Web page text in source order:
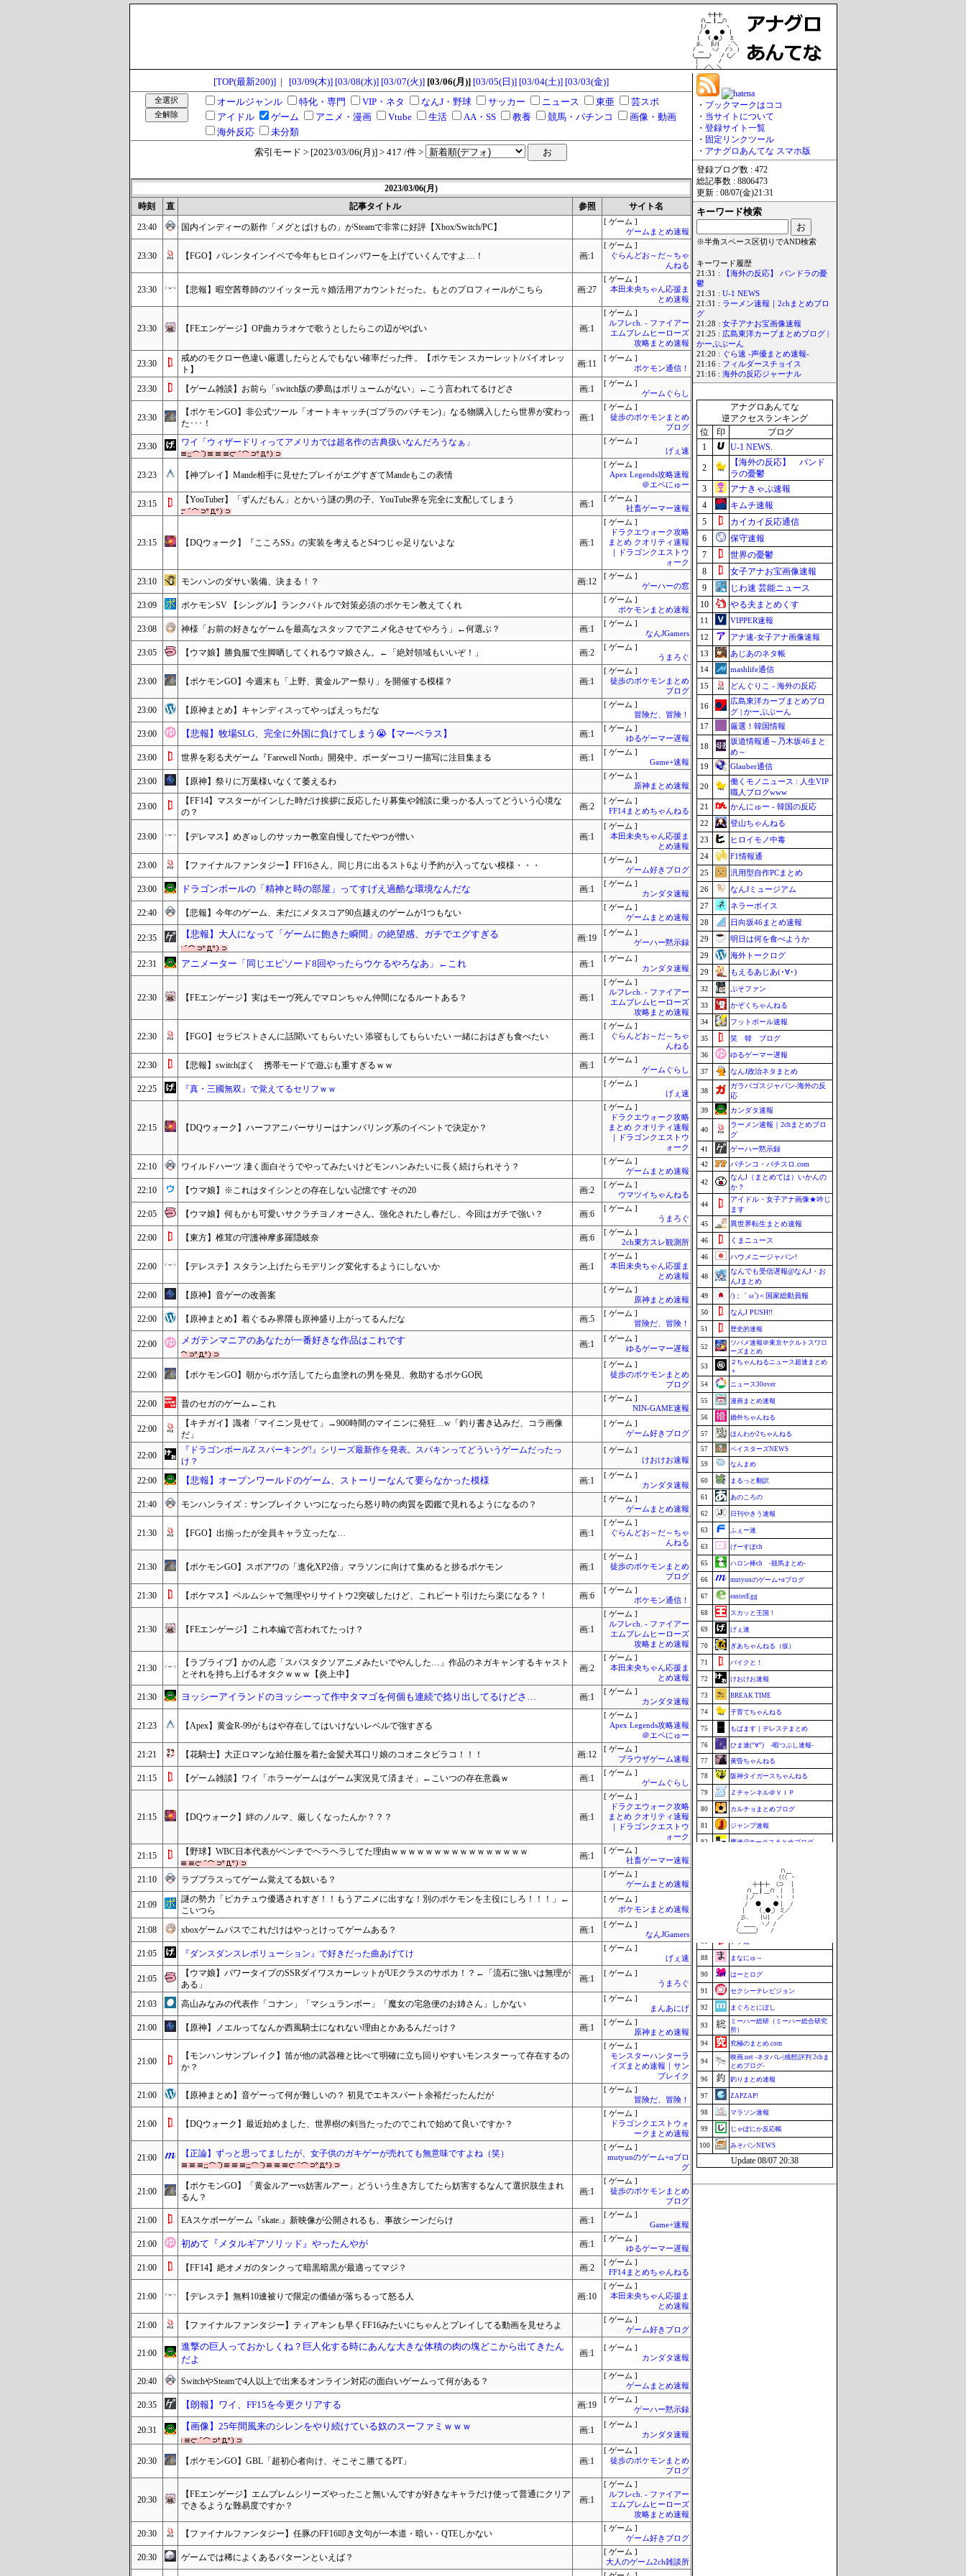
[TOP(最新200)]| [03/09(木)] [03/08(水)] [03/07(火)] [03/06(月)] [03/05(日)] [03/04(土)] [03/03(金)]
オールジャンル
特化・専門 VIP・ネタ なんJ・野球 サッカー ニュース 東亜
芸スポ
アイドル
ゲーム アニメ・漫画 Vtube 生活 AA・SS 教養 競馬・パチンコ
画像・動画
海外反応
未分類
索引モード > [2023/03/06(月)] > 417 /件 >
2023/03/06(月)
時刻
直 記事タイトル 参照 サイト名
23:40 国内インディーの新作「メグとばけもの」がSteamで非常に好評【Xbox/Switch/PC】
[ ゲーム ]
ゲームまとめ速報
23:30 【FGO】バレンタインイベで今年もヒロインパワーを上げていくんですよ…！ 画:1
[ ゲーム ]
ぐらんどお～だ～ちゃ
んねる
23:30 【悲報】暇空茜尊師のツイッター元々婚活用アカウントだった。もとのプロフィールがこちら 画:27
[ ゲーム ]
本田未央ちゃん応援ま
とめ速報
23:30 【FEエンゲージ】OP曲カラオケで歌うとしたらこの辺がやばい 画:1
[ ゲーム ]
ルフレch. - ファイアー
エムブレムヒーローズ
攻略まとめ速報
23:30
戒めのモクロー色違い厳選したらとんでもない確率だった件。【ポケモン スカーレット/バイオレッ
ト】
画:11
[ ゲーム ]
ポケモン通信！
23:30 【ゲーム雑談】お前ら「switch版の夢島はボリュームがない」←こう言われてるけどさ 画:1
[ ゲーム ]
ゲームぐらし
23:30
【ポケモンGO】非公式ツール「オートキャッチ(ゴプラのパチモン)」なる物購入したら世界が変わっ
た･･･！
画:1
[ ゲーム ]
徒歩のポケモンまとめ
ブログ
23:30 ワイ「ウィザードリィってアメリカでは超名作の古典扱いなんだろうなぁ」
[ ゲーム ]
げぇ速
23:23 【神プレイ】Mande相手に見せたプレイがエグすぎてMandeもこの表情
[ ゲーム ]
Apex Legends攻略速報
＠エペにゅー
23:15 【YouTuber】「ずんだもん」とかいう謎の男の子、YouTube界を完全に支配してしまう 画:1
[ ゲーム ]
社畜ゲーマー速報
23:15 【DQウォーク】『こころSS』の実装を考えるとS4つじゃ足りないよな 画:1
[ ゲーム ]
ドラクエウォーク攻略
まとめ クオリティ速報
｜ドラゴンクエストウ
ォーク
23:10 モンハンのダサい装備、決まる！？ 画:12
[ ゲーム ]
ゲーハーの窓
23:09 ポケモンSV 【シングル】ランクバトルで対策必須のポケモン教えてくれ
[ ゲーム ]
ポケモンまとめ速報
23:08 神様「お前の好きなゲームを最高なスタッフでアニメ化させてやろう」←何選ぶ？ 画:1
[ ゲーム ]
なんJGamers
23:05 【ウマ娘】勝負服で生脚晒してくれるウマ娘さん。←「絶対領域もいいぞ！」 画:2
[ ゲーム ]
うまろぐ
23:00 【ポケモンGO】今週末も「上野、黄金ルアー祭り」を開催する模様？ 画:1
[ ゲーム ]
徒歩のポケモンまとめ
ブログ
23:00 【原神まとめ】キャンディスってやっぱえっちだな
[ ゲーム ]
冒険だ、冒険！
23:00 【悲報】牧場SLG、完全に外国に負けてしまう😭【マーベラス】 画:1
[ ゲーム ]
ゆるゲーマー遅報
23:00 世界を彩る犬ゲーム『Farewell North』開発中。ボーダーコリー描写に注目集まる 画:1
[ ゲーム ]
Game+速報
23:00 【原神】祭りに万葉様いなくて萎えるわ
[ ゲーム ]
原神まとめ速報
23:00
【FF14】マスターがインした時だけ挨拶に反応したり募集や雑談に乗っかる人ってどういう心境な
の？
画:2
[ ゲーム ]
FF14まとめちゃんねる
23:00 【デレマス】めぎゅしのサッカー教室自慢してたやつが憎い 画:1
[ ゲーム ]
本田未央ちゃん応援ま
とめ速報
23:00 【ファイナルファンタジー】FF16さん、同じ月に出るスト6より予約が入ってない模様・・・
[ ゲーム ]
ゲーム好きブログ
23:00 ドラゴンボールの「精神と時の部屋」ってすげえ過酷な環境なんだな 画:1
[ ゲーム ]
カンダタ速報
22:40 【悲報】今年のゲーム、未だにメタスコア90点越えのゲームが1つもない
[ ゲーム ]
ゲームまとめ速報
22:35 【悲報】大人になって「ゲームに飽きた瞬間」の絶望感、ガチでエグすぎる 画:19
[ ゲーム ]
ゲーハー黙示録
22:31 アニメーター「同じエピソード8回やったらウケるやろなあ」←これ 画:1
[ ゲーム ]
カンダタ速報
22:30 【FEエンゲージ】実はモーヴ死んでマロンちゃん仲間になるルートある？ 画:1
[ ゲーム ]
ルフレch. - ファイアー
エムブレムヒーローズ
攻略まとめ速報
22:30 【FGO】セラピストさんに話聞いてもらいたい 添寝もしてもらいたい 一緒におはぎも食べたい 画:1
[ ゲーム ]
ぐらんどお～だ～ちゃ
んねる
22:30 【悲報】switchぼく 携帯モードで遊ぶも重すぎるｗｗ 画:1
[ ゲーム ]
ゲームぐらし
22:25 『真・三國無双』で覚えてるセリフｗｗ
[ ゲーム ]
げぇ速
22:15 【DQウォーク】ハーフアニバーサリーはナンバリング系のイベントで決定か？
[ ゲーム ]
ドラクエウォーク攻略
まとめ クオリティ速報
｜ドラゴンクエストウ
ォーク
22:10 ワイルドハーツ 凄く面白そうでやってみたいけどモンハンみたいに長く続けられそう？
[ ゲーム ]
ゲームまとめ速報
22:10 【ウマ娘】※これはタイシンとの存在しない記憶です その20 画:2
[ ゲーム ]
ウマツイちゃんねる
22:05 【ウマ娘】何もかも可愛いサクラチヨノオーさん。強化されたし春だし、今回はガチで強い？ 画:6
[ ゲーム ]
うまろぐ
22:00 【東方】椎茸の守護神摩多羅隠岐奈 画:6
[ ゲーム ]
2ch東方スレ観測所
22:00 【デレステ】スタラン上げたらモデリング変化するようにしないか 画:1
[ ゲーム ]
本田未央ちゃん応援ま
とめ速報
22:00 【原神】音ゲーの改善案
[ ゲーム ]
原神まとめ速報
22:00 【原神まとめ】着ぐるみ界隈も原神盛り上がってるんだな 画:5
[ ゲーム ]
冒険だ、冒険！
22:00 メガテンマニアのあなたが一番好きな作品はこれです 画:1
[ ゲーム ]
ゆるゲーマー遅報
22:00 【ポケモンGO】朝からポケ活してたら血塗れの男を発見、救助するポケGO民
[ ゲーム ]
徒歩のポケモンまとめ
ブログ
22:00 昔のセガのゲーム←これ
[ ゲーム ]
NIN-GAME速報
22:00
【キチガイ】識者「マイニン見せて」→900時間のマイニンに発狂…w「釣り書き込みだ、コラ画像
だ」
[ ゲーム ]
ゲーム好きブログ
22:00
『ドラゴンボールZ スパーキング!』シリーズ最新作を発表。スパキンってどういうゲームだったっ
け？
[ ゲーム ]
けおけお速報
22:00 【悲報】オープンワールドのゲーム、ストーリーなんて要らなかった模様 画:1
[ ゲーム ]
カンダタ速報
21:40 モンハンライズ：サンブレイク いつになったら怒り時の肉質を図鑑で見れるようになるの？
[ ゲーム ]
ゲームまとめ速報
21:30 【FGO】出揃ったが全員キャラ立ったな… 画:1
[ ゲーム ]
ぐらんどお～だ～ちゃ
んねる
21:30 【ポケモンGO】スポアワの「進化XP2倍」マラソンに向けて集めると捗るポケモン 画:1
[ ゲーム ]
徒歩のポケモンまとめ
ブログ
21:30 【ポケマス】ベルムシャで無理やりサイトウ2突破したけど、これビート引けたら楽になる？！ 画:6
[ ゲーム ]
ポケモン通信！
21:30 【FEエンゲージ】これ本編で言われてたっけ？ 画:1
[ ゲーム ]
ルフレch. - ファイアー
エムブレムヒーローズ
攻略まとめ速報
21:30
【ラブライブ】かのん恋「スパスタクソアニメみたいでやんした…」作品のネガキャンするキャスト
とそれを持ち上げるオタクｗｗｗ【炎上中】
画:2
[ ゲーム ]
本田未央ちゃん応援ま
とめ速報
21:30 ヨッシーアイランドのヨッシーって作中タマゴを何個も連続で捻り出してるけどさ… 画:1
[ ゲーム ]
カンダタ速報
21:23 【Apex】黄金R-99がもはや存在してはいけないレベルで強すぎる
[ ゲーム ]
Apex Legends攻略速報
＠エペにゅー
21:21 【花騎士】大正ロマンな給仕服を着た金髪犬耳口リ娘のコオニタビラコ！！！ 画:12
[ ゲーム ]
ブラウザゲーム速報
21:15 【ゲーム雑談】ワイ「ホラーゲームはゲーム実況見て済まそ」←こいつの存在意義ｗ 画:1
[ ゲーム ]
ゲームぐらし
21:15 【DQウォーク】絆のノルマ、厳しくなったんか？？？ 画:1
[ ゲーム ]
ドラクエウォーク攻略
まとめ クオリティ速報
｜ドラゴンクエストウ
ォーク
21:15 【野球】WBC日本代表がベンチでヘラヘラしてた理由ｗｗｗｗｗｗｗｗｗｗｗｗｗｗｗｗ 画:1
[ ゲーム ]
社畜ゲーマー速報
21:10 ラブプラスってゲーム覚えてる奴いる？
[ ゲーム ]
ゲームまとめ速報
21:09
謎の勢力「ピカチュウ優遇されすぎ！！もうアニメに出すな！別のポケモンを主役にしろ！！！」←
こいつら
[ ゲーム ]
ポケモンまとめ速報
21:08 xboxゲームパスでこれだけはやっとけってゲームある？ 画:1
[ ゲーム ]
なんJGamers
21:05 『ダンスダンスレボリューション』で好きだった曲あげてけ
[ ゲーム ]
げぇ速
21:05
【ウマ娘】パワータイプのSSRダイワスカーレットがUEクラスのサポカ！？←「流石に強いは無理が
ある」
画:1
[ ゲーム ]
うまろぐ
21:03 高山みなみの代表作「コナン」「マシュランボー」「魔女の宅急便のお姉さん」しかない
[ ゲーム ]
まんあにげ
21:00 【原神】ノエルってなんか西風騎士になれない理由とかあるんだっけ？ 画:1
[ ゲーム ]
原神まとめ速報
21:00
【モンハンサンブレイク】笛が他の武器種と比べて明確に立ち回りやすいモンスターって存在するの
か？
[ ゲーム ]
モンスターハンターラ
イズまとめ速報｜サン
ブレイク
21:00 【原神まとめ】音ゲーって何が難しいの？ 初見でエキスパート余裕だったんだが
[ ゲーム ]
冒険だ、冒険！
21:00 【DQウォーク】最近始めました、世界樹の剣当たったのでこれで始めて良いですか？
[ ゲーム ]
ドラゴンクエストウォ
ークまとめ速報
21:00 【正論】ずっと思ってましたが、女子供のガキゲーが売れても無意味ですよね（笑）
[ ゲーム ]
mutyunのゲーム+αブロ
グ
21:00
【ポケモンGO】「黄金ルアーvs妨害ルアー」どういう生き方してたら妨害するなんて選択肢生まれ
るん？
画:1
[ ゲーム ]
徒歩のポケモンまとめ
ブログ
21:00 EAスケボーゲーム『skate.』新映像が公開されるも、事故シーンだらけ 画:1
[ ゲーム ]
Game+速報
21:00 初めて『メタルギアソリッド』やったんやが 画:1
[ ゲーム ]
ゆるゲーマー遅報
21:00 【FF14】絶オメガのタンクって暗黒暗黒が最適ってマジ？ 画:2
[ ゲーム ]
FF14まとめちゃんねる
21:00 【デレステ】無料10連被りで限定の価値が落ちるって怒る人 画:10
[ ゲーム ]
本田未央ちゃん応援ま
とめ速報
21:00 【ファイナルファンタジー】ティアキンも早くFF16みたいにちゃんとプレイしてる動画を見せろよ
[ ゲーム ]
ゲーム好きブログ
21:00
進撃の巨人っておかしくね？巨人化する時にあんな大きな体積の肉の塊どこから出てきたん
だよ
画:1
[ ゲーム ]
カンダタ速報
20:40 SwitchやSteamで4人以上で出来るオンライン対応の面白いゲームって何がある？
[ ゲーム ]
ゲームまとめ速報
20:35 【朗報】ワイ、FF15を今更クリアする 画:19
[ ゲーム ]
ゲーハー黙示録
20:31 【画像】25年間風来のシレンをやり続けている奴のスーファミｗｗｗ 画:1
[ ゲーム ]
カンダタ速報
20:30 【ポケモンGO】GBL「超初心者向け、そこそこ勝てるPT」 画:1
[ ゲーム ]
徒歩のポケモンまとめ
ブログ
20:30
【FEエンゲージ】エムブレムシリーズやったこと無いんですが好きなキャラだけ使って普通にクリア
できるような難易度ですか？
画:1
[ ゲーム ]
ルフレch. - ファイアー
エムブレムヒーローズ
攻略まとめ速報
20:30 【ファイナルファンタジー】任豚のFF16叩き文句が一本道・暗い・QTEしかない
[ ゲーム ]
ゲーム好きブログ
20:30 ゲームでは稀によくあるパターンといえば？
[ ゲーム ]
大人のゲーム2ch雑談所
・ ブックマークはココ
・ 当サイトについて
・ 登録サイト一覧
・ 固定リンクツール
・ アナグロあんてな スマホ版
登録ブログ数 : 472
総記事数 : 8806473
更新 : 08/07(金)21:31
キーワード検索
※半角スペース区切りでAND検索
キーワード履歴
21:31 :
【海外の反応】 パンドラの憂
鬱
21:31 : U-1 NEWS
21:31 : ラーメン速報｜2chまとめブロ
グ
21:28 : 女子アナお宝画像速報
21:25 : 広島東洋カープまとめブログ |
かーぷぶーん
21:20 : ぐら速 -声優まとめ速報-
21:16 : フィルダースチョイス
21:16 : 海外の反応ジャーナル
アナグロあんてな
逆アクセスランキング
位
印
ブログ
1
U-1 NEWS.
2
【海外の反応】 パンド
ラの憂鬱
3
アナきゃぷ速報
4
キムチ速報
5
カイカイ反応通信
6
保守速報
7
世界の憂鬱
8
女子アナお宝画像速報
9
じわ速 芸能ニュース
10
やる夫まとめくす
11
VIPPER速報
12
アナ速‐女子アナ画像速報
13
あじあのネタ帳
14
mashlife通信
15
どんぐりこ - 海外の反応
16
広島東洋カープまとめブロ
グ | かーぷぶーん
17
厳選！韓国情報
18
坂道情報通～乃木坂46まと
め～
19
Glauber通信
20
働くモノニュース : 人生VIP
職人ブログwww
21
かんにゅー - 韓国の反応
22
登山ちゃんねる
23
ヒロイモノ中毒
24
F1情報通
25
汎用型自作PCまとめ
26
なんJミュージアム
27
ネラーボイス
28
日向坂46まとめ速報
29
明日は何を食べようか
29
海外トークログ
29
もえるあじあ(･∀･)
32 ぷそファン
33 かぞくちゃんねる
34 フットボール速報
35 笑 韓 ブログ
36 ゆるゲーマー遅報
37 なんJ政治ネタまとめ
38
ガラパゴスジャパン-海外の反
応
39
カンダタ速報
40
ラーメン速報｜2chまとめブロ
グ
41
ゲーハー黙示録
42
パチンコ・パチスロ.com
42
なんJ（まとめては）いかんの
か？
44
アイドル・女子アナ画像★吟じ
ます
45
異世界転生まとめ速報
46 くまニュース
46 ハウメニージャパン!
48
なんでも受信遅報@なんJ・お
んJまとめ
49
/)；｀ω´)＜国家総動員報
50 なんJ PUSH!!
51 歴史的速報
52
ツバメ速報＠東京ヤクルトスワロ
ーズまとめ
53
２ちゃんねるニュース超速まとめ
＋
54
ニュース30over
55 漫画まとめ速報
56 婚外ちゃんねる
57 ほんわか2ちゃんねる
57 ベイスターズNEWS
59 なんまめ
60 まるっと翻訳
61 あのころの
62 日刊やきう速報
63 ふぇー速
63 げーすぽch
65 ハロン棒ch -競馬まとめ-
66 mutyunのゲーム+αブログ
67 easterEgg
68 スカッと王国！
69 げぇ速
70 ぎあちゃんねる（仮）
71 バイクと！
72 けおけお速報
73 BREAK TIME
74 子育てちゃんねる
75 もばます｜デレステまとめ
76 ひま速(°∀°) -暇つぶし速報-
77 黄昏ちゃんねる
78 阪神タイガースちゃんねる
79 Ｚチャンネル＠ＶＩＰ
80 カルチョまとめブログ
81 ジャンプ速報
82 鷹速@ホークスまとめブログ
footballnet【サッカー5chまとめ】
もきゅ速(*´ω`*)人(´･ェ･｀)
ポーランドボール 翻訳
VTuberNews
88 チゲ速
88 まなにゅ～
90 はーとログ
91 セクシーテレビジョン
92 まぐろとにぼし
93
ミーハー総研（ミーハー総合研究
所）
94
究極のまとめ.com
94
映画.net -ネタバレ|感想|評判 2chま
とめブログ-
96
釣りまとめ速報
97 ZAPZAP!
98 マラソン速報
99 じゃぽにか反応帳
100 みそパンNEWS
Update 08/07 20:38